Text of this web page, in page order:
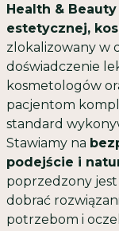
Health & Beauty
estetycznej,
zlokalizowany w
doświadczenie
kosmetologów
pacjentom
standard
Stawiamy na
podejście i
poprzedzony
dobrać
potrzebom i